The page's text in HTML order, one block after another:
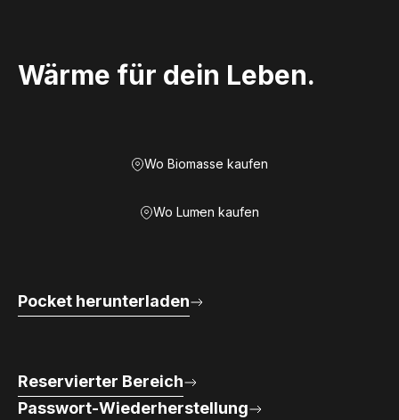
Wärme für dein Leben.
Wo Biomasse kaufen
Wo Lumen kaufen
Pocket herunterladen
Reservierter Bereich
Passwort-Wiederherstellung